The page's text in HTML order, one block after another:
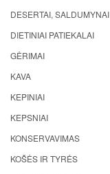
DESERTAI, SALDUMYNAI
DIETINIAI PATIEKALAI
GĖRIMAI
KAVA
KEPINIAI
KEPSNIAI
KONSERVAVIMAS
KOŠĖS IR TYRĖS